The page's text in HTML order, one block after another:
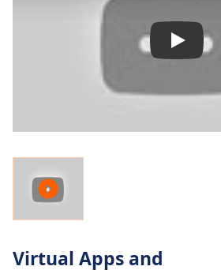
Virtual Apps and